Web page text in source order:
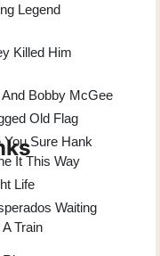
Legend
Killed Him
And Bobby McGee
Old Flag
You Sure Hank
It This Way
Life
Waiting
A Train